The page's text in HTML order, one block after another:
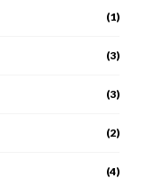
(1)
(3)
(3)
(2)
(4)